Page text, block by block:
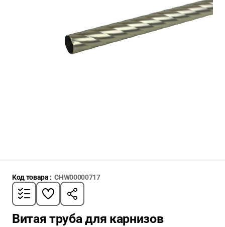
Код товара : CHW00000717
Витая труба для карнизов